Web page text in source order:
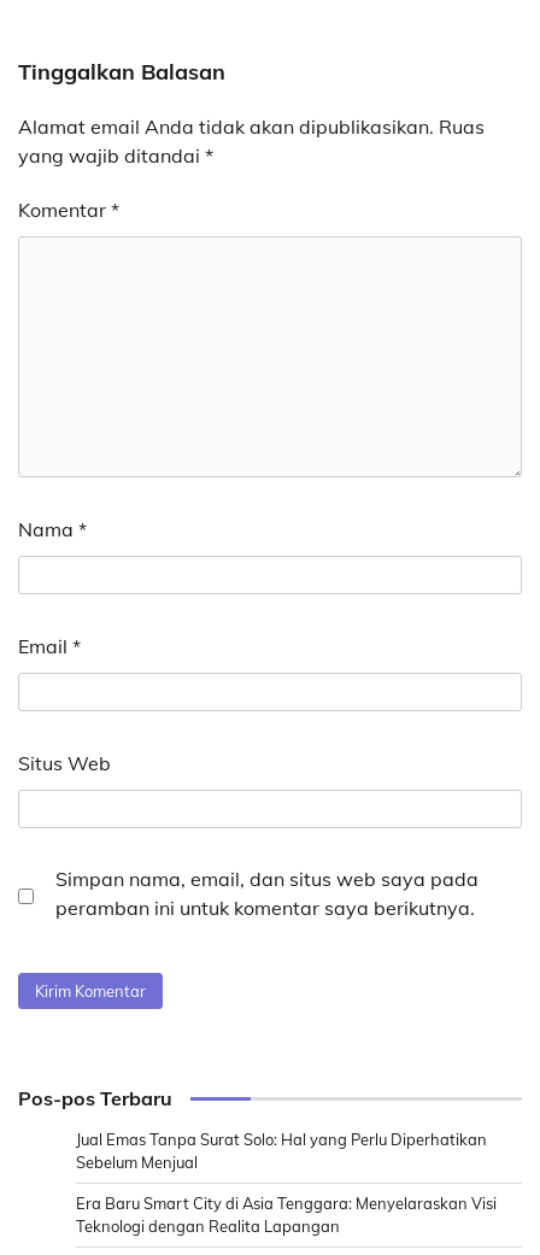
Tinggalkan Balasan
Alamat email Anda tidak akan dipublikasikan. Ruas
yang wajib ditandai *
Komentar *
Nama *
Email *
Situs Web
Simpan nama, email, dan situs web saya pada
peramban ini untuk komentar saya berikutnya.
Pos-pos Terbaru
Jual Emas Tanpa Surat Solo: Hal yang Perlu Diperhatikan
Sebelum Menjual
Era Baru Smart City di Asia Tenggara: Menyelaraskan Visi
Teknologi dengan Realita Lapangan